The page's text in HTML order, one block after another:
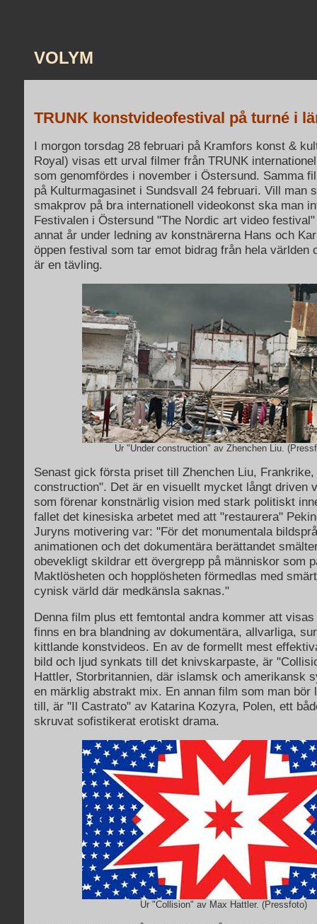
VOLYM
TRUNK konstvideofestival på turné i
I morgon torsdag 28 februari på Kramfors konst &
Royal) visas ett urval filmer från TRUNK
som genomfördes i november i Östersund. Samma
på Kulturmagasinet i Sundsvall 24 februari. Vill man
smakprov på bra internationell videokonst ska man
Festivalen i Östersund "The Nordic art video
annat år under ledning av konstnärerna Hans och
öppen festival som tar emot bidrag från hela världen
är en tävling.
Ur "Under construction" av Zhenchen Liu.
Senast gick första priset till Zhenchen Liu,
construction". Det är en visuellt mycket långt driven
som förenar konstnärlig vision med stark politiskt
fallet det kinesiska arbetet med att "restaurera"
Juryns motivering var: "För det monumentala
animationen och det dokumentära berättandet
obevekligt skildrar ett övergrepp på människor som
Maktlösheten och hopplösheten förmedlas med
cynisk värld där medkänsla saknas."
Denna film plus ett femtontal andra kommer att
finns en bra blandning av dokumentära, allvarliga,
kittlande konstvideos. En av de formellt mest
bild och ljud synkats till det knivskarpaste, är
Hattler, Storbritannien, där islamsk och amerikansk
en märklig abstrakt mix. En annan film som man bör
till, är "Il Castrato" av Katarina Kozyra, Polen, ett
skruvat sofistikerat erotiskt drama.
Ur "Collision" av Max Hattler. (Pressfoto)